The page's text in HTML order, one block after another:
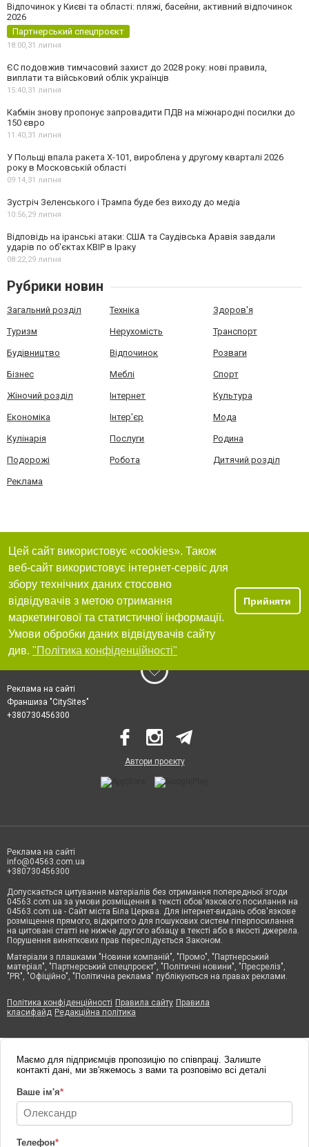
Відпочинок у Києві та області: пляжі, басейни, активний відпочинок
2026
Партнерський спецпроєкт
18:00,31 липня
ЄС подовжив тимчасовий захист до 2028 року: нові правила,
виплати та військовий облік українців
15:40,31 липня
Кабмін знову пропонує запровадити ПДВ на міжнародні посилки до
150 євро
11:40,31 липня
У Польщі впала ракета Х-101, вироблена у другому кварталі 2026
року в Московській області
09:14,31 липня
Зустріч Зеленського і Трампа буде без виходу до медіа
10:56,29 липня
Відповідь на іранські атаки: США та Саудівська Аравія завдали
ударів по об'єктах КВІР в Іраку
08:22,29 липня
Рубрики новин
Загальний розділ Техніка Здоров'я
Туризм Нерухомість Транспорт
Будівництво Відпочинок Розваги
Бізнес Меблі Спорт
Жіночий розділ Інтернет Культура
Економіка Інтер'єр Мода
Кулінарія Послуги Родина
Подорожі Робота Дитячий розділ
Реклама
Цей сайт використовує «cookies». Також
веб-сайт використовує інтернет-сервіс для
збору технічних даних стосовно
відвідувачів з метою отримання
маркетингової та статистичної інформації.
Умови обробки даних відвідувачів сайту
див. "Політика конфіденційності"
Прийняти
Реклама на сайті
Франшиза "CitySites"
+380730456300
Автори проєкту
Реклама на сайті
info@04563.com.ua
+380730456300
Допускається цитування матеріалів без отримання попередньої згоди
04563.com.ua за умови розміщення в тексті обов'язкового посилання на
04563.com.ua - Сайт міста Біла Церква. Для інтернет-видань обов'язкове
розміщення прямого, відкритого для пошукових систем гіперпосилання
на цитовані статті не нижче другого абзацу в тексті або в якості джерела.
Порушення виняткових прав переслідується Законом.
Матеріали з плашками "Новини компаній", "Промо", "Партнерський
матеріал", "Партнерський спецпроєкт", "Політичні новини", "Пресреліз",
"PR", "Офіційно", "Політична реклама" публікуються на правах реклами.
Політика конфіденційності Правила сайту Правила
класифайд Редакційна політика
Маємо для підприємців пропозицію по співпраці. Залиште
контакті дані, ми зв'яжемось з вами та розповімо всі деталі
Ваше ім'я*
Телефон*